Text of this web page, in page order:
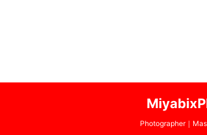
Photographer｜